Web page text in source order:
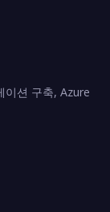
션 구축, Azure